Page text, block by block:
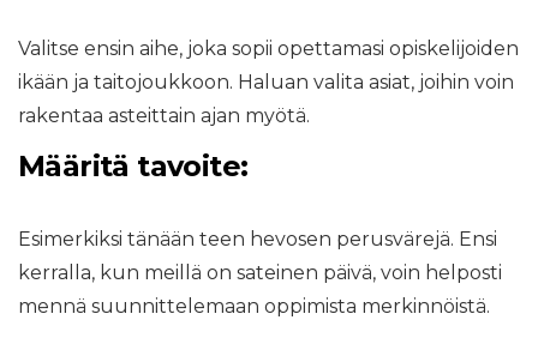
Valitse ensin aihe, joka sopii opettamasi opiskelijoiden
ikään ja taitojoukkoon. Haluan valita asiat, joihin voin
rakentaa asteittain ajan myötä.
Määritä tavoite:
Esimerkiksi tänään teen hevosen perusvärejä. Ensi
kerralla, kun meillä on sateinen päivä, voin helposti
mennä suunnittelemaan oppimista merkinnöistä.